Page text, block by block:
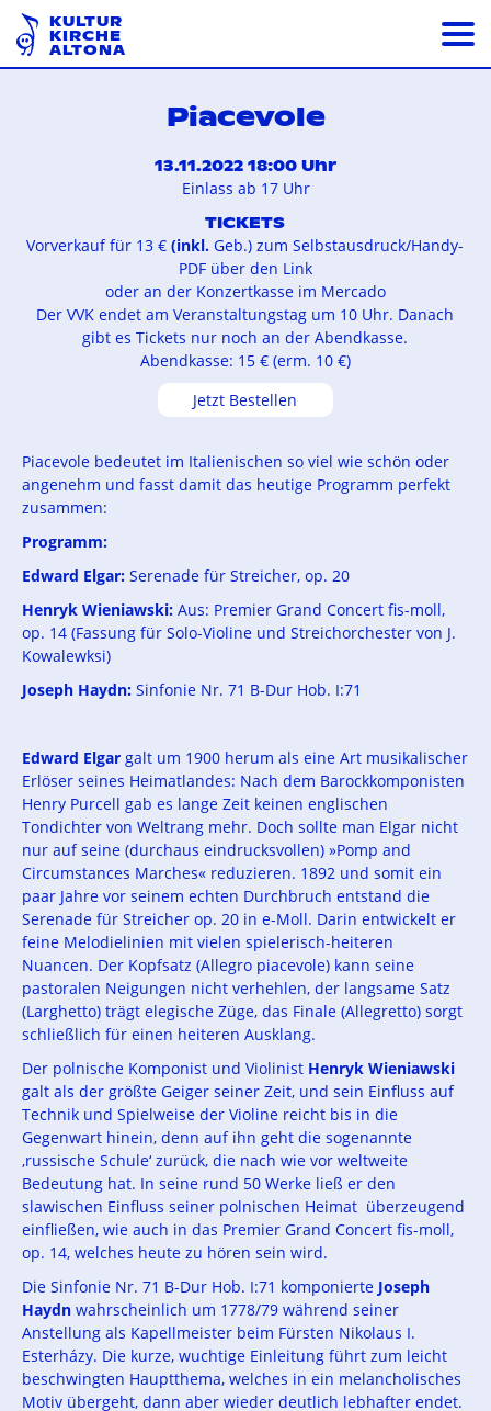
KULTUR
KIRCHE
ALTONA
Piacevole
13.11.2022 18:00 Uhr
Einlass ab 17 Uhr
TICKETS
Vorverkauf für 13 €(inkl. Geb.) zum Selbstausdruck/Handy-
PDF über den Link
oder an der Konzertkasse im Mercado
Der VVK endet am Veranstaltungstag um 10 Uhr. Danach
gibt es Tickets nur noch an der Abendkasse.
Abendkasse: 15 € (erm. 10 €)
Jetzt Bestellen
Piacevole bedeutet im Italienischen so viel wie schön oder
angenehm und fasst damit das heutige Programm perfekt
zusammen:
Programm:
Edward Elgar: Serenade für Streicher, op. 20
Henryk Wieniawski:Aus: Premier Grand Concert fis-moll,
op. 14 (Fassung für Solo-Violine und Streichorchester von J.
Kowalewksi)
Joseph Haydn: Sinfonie Nr. 71 B-Dur Hob. I:71
Edward Elgar galt um 1900 herum als eine Art musikalischer
Erlöser seines Heimatlandes: Nach dem Barockkomponisten
Henry Purcell gab es lange Zeit keinen englischen
Tondichter von Weltrang mehr. Doch sollte man Elgar nicht
nur auf seine (durchaus eindrucksvollen) »Pomp and
Circumstances Marches« reduzieren. 1892 und somit ein
paar Jahre vor seinem echten Durchbruch entstand die
Serenade für Streicher op. 20 in e-Moll. Darin entwickelt er
feine Melodielinien mit vielen spielerisch-heiteren
Nuancen. Der Kopfsatz (Allegro piacevole) kann seine
pastoralen Neigungen nicht verhehlen, der langsame Satz
(Larghetto) trägt elegische Züge, das Finale (Allegretto) sorgt
schließlich für einen heiteren Ausklang.
Der polnische Komponist und Violinist Henryk Wieniawski
galt als der größte Geiger seiner Zeit, und sein Einfluss auf
Technik und Spielweise der Violine reicht bis in die
Gegenwart hinein, denn auf ihn geht die sogenannte
‚russische Schule‘ zurück, die nach wie vor weltweite
Bedeutung hat. In seine rund 50 Werke ließ er den
slawischen Einfluss seiner polnischen Heimat überzeugend
einfließen, wie auch in das Premier Grand Concert fis-moll,
op. 14, welches heute zu hören sein wird.
Die Sinfonie Nr. 71 B-Dur Hob. I:71 komponierte Joseph
Haydn wahrscheinlich um 1778/79 während seiner
Anstellung als Kapellmeister beim Fürsten Nikolaus I.
Esterházy. Die kurze, wuchtige Einleitung führt zum leicht
beschwingten Hauptthema, welches in ein melancholisches
Motiv übergeht, dann aber wieder deutlich lebhafter endet.